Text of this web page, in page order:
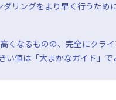
リングをより早く行うため
くなるものの、完全にクラ
い値は「大まかなガイド」